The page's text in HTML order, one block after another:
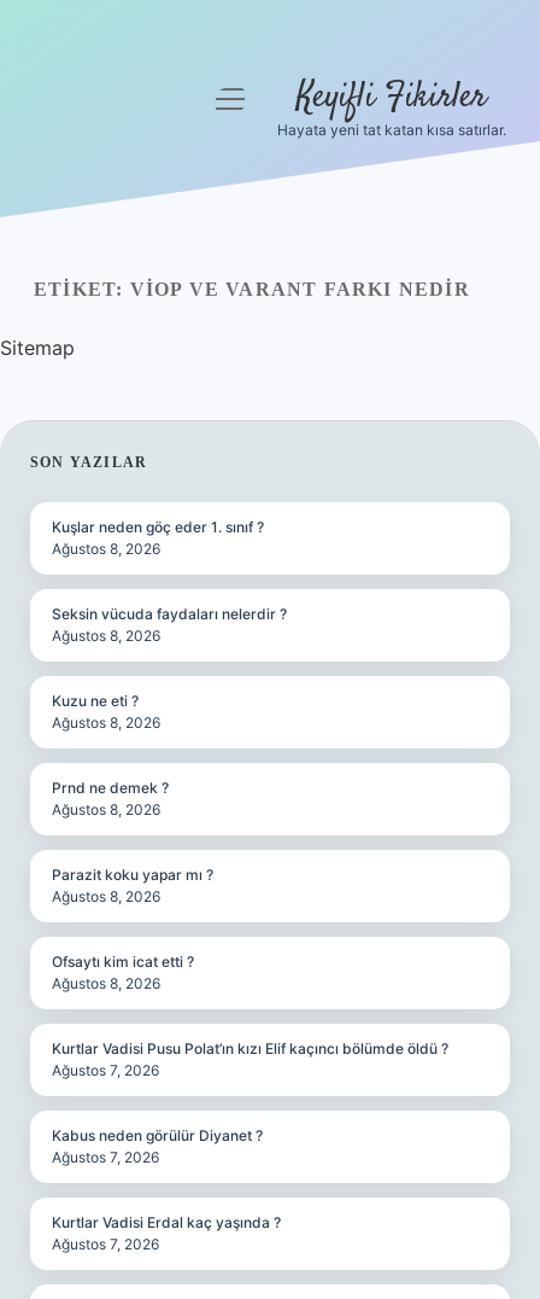
Yasal Uyarı
Hakkımızda
menüyü
Keyifli Fikirler
Hayata yeni tat katan kısa satırlar.
ETIKET: VİOP VE VARANT FARKI NEDIR
Sitemap
SIDEBAR
SON YAZILAR
Kuşlar neden göç eder 1. sınıf ?
Ağustos 8, 2026
Seksin vücuda faydaları nelerdir ?
Ağustos 8, 2026
Kuzu ne eti ?
Ağustos 8, 2026
Prnd ne demek ?
Ağustos 8, 2026
Parazit koku yapar mı ?
Ağustos 8, 2026
Ofsaytı kim icat etti ?
Ağustos 8, 2026
Kurtlar Vadisi Pusu Polat’ın kızı Elif kaçıncı bölümde öldü ?
Ağustos 7, 2026
Kabus neden görülür Diyanet ?
Ağustos 7, 2026
Kurtlar Vadisi Erdal kaç yaşında ?
Ağustos 7, 2026